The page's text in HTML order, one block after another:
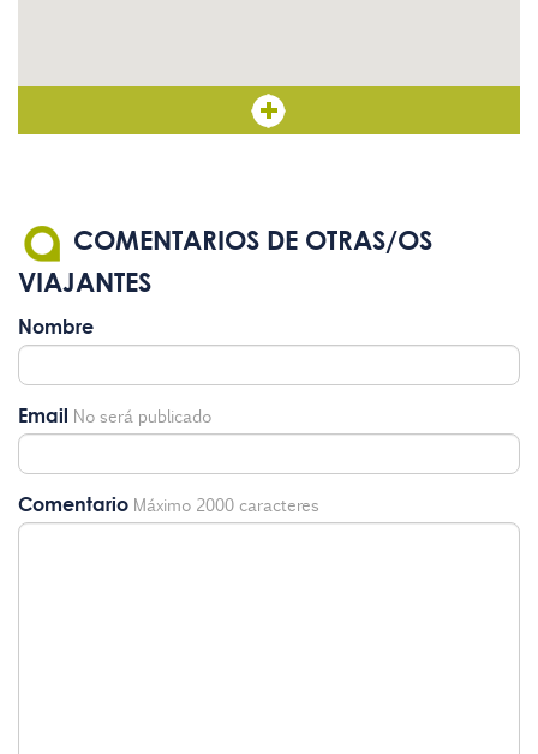
COMENTARIOS DE OTRAS/OS
VIAJANTES
Nombre
Email No será publicado
Comentario Máximo 2000 caracteres